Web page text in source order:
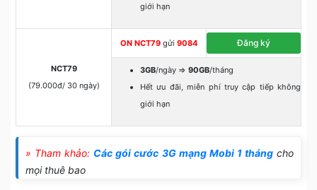
giới hạn
NCT79
(79.000đ/ 30 ngày)
ON NCT79 gửi 9084 Đăng ký
3GB/ngày => 90GB/tháng
Hết ưu đãi, miễn phí truy cập tiếp không
giới hạn
» Tham khảo: Các gói cước 3G mạng Mobi 1 thángcho
mọi thuê bao